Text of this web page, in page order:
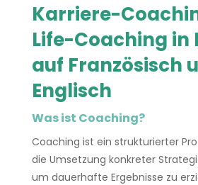
Karriere-
Life-Coaching in
auf Französisch
Englisch
Was ist Coaching?
Coaching ist ein strukturierter
die Umsetzung konkreter
um dauerhafte Ergebnisse zu